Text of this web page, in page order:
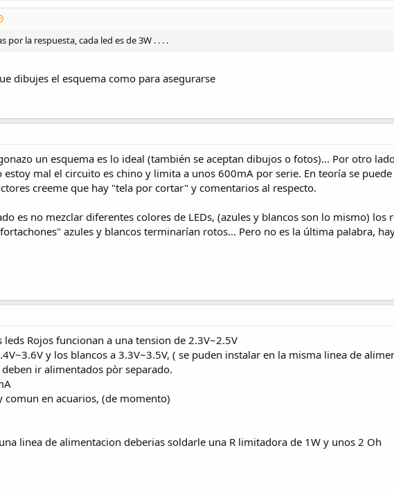
por la respuesta, cada led es de 3W . . . .
dibujes el esquema como para asegurarse
un esquema es lo ideal (también se aceptan dibujos o fotos)... Por otro
estoy mal el circuito es chino y limita a unos 600mA por serie. En teoría se
creeme que hay "tela por cortar" y comentarios al respecto.
es no mezclar diferentes colores de LEDs, (azules y blancos son lo mismo)
azules y blancos terminarían rotos... Pero no es la última palabra,
leds Rojos funcionan a una tension de 2.3V~2.5V
y los blancos a 3.3V~3.5V, ( se puden instalar en la misma linea de
ir alimentados pòr separado.
comun en acuarios, (de momento)
linea de alimentacion deberias soldarle una R limitadora de 1W y unos 2 Oh